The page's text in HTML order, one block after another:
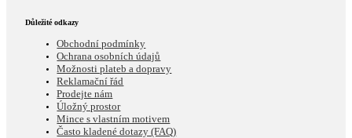
Důležité odkazy
Obchodní podmínky
Ochrana osobních údajů
Možnosti plateb a dopravy
Reklamační řád
Prodejte nám
Úložný prostor
Mince s vlastním motivem
Často kladené dotazy (FAQ)